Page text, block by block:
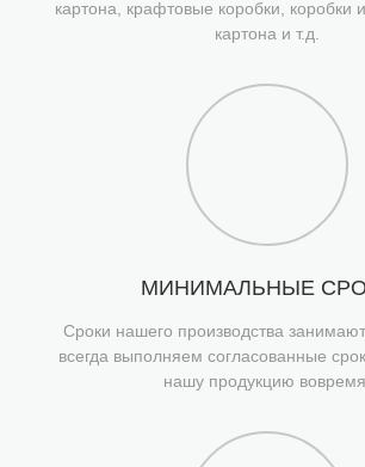
картона, крафтовые коробки, коробки
картона и т.д.
МИНИМАЛЬНЫЕ
Сроки нашего производства
всегда выполняем согласованные
нашу продукцию вовремя.